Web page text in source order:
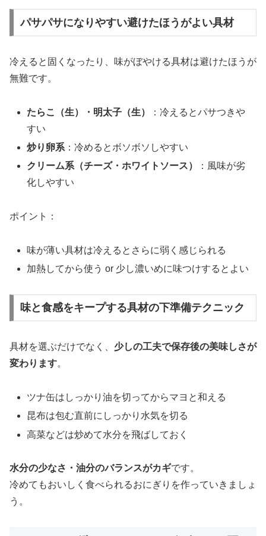
パサパサになりやすい避けたほうがよい具材
冷えると固くなったり、味がぼやける具材は避けたほうが
無難です。
たらこ（生）・明太子（生）
：冷えるとパサつきや
すい
炒り卵系 ：冷めるとボソボソしやすい
クリーム系（チーズ・ホワイトソース）
：風味が劣
化しやすい
ポイント：
味が薄い具材は冷えるとさらに弱く感じられる
加熱してから使う or 少し濃いめに味つけするとよい
味と食感をキープする具材の下準備テクニック
具材を選ぶだけでなく、 少しの工夫で保存後の美味しさが
変わります。
ツナ缶はしっかり油を切ってからマヨと和える
昆布は包む直前にしっかり水気を切る
高菜などは炒めて水分を飛ばしておく
水分の少なさ・油分のバランスがカギです。
冷めてもおいしく食べられるおにぎりを作っていきましょ
う。